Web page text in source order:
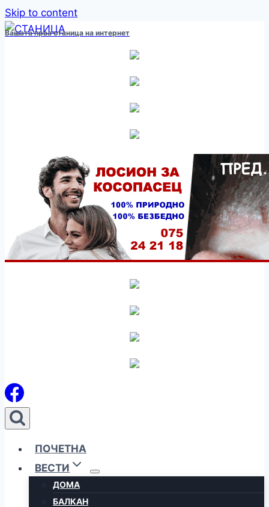
Skip to content
Вашата прва станица на интернет
ПОЧЕТНА
ВЕСТИ
ДОМА
БАЛКАН